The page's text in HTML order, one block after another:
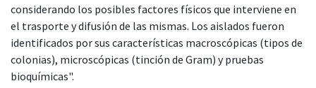
considerando los posibles factores físicos que interviene en
el trasporte y difusión de las mismas. Los aislados fueron
identificados por sus características macroscópicas (tipos de
colonias), microscópicas (tinción de Gram) y pruebas
bioquímicas".